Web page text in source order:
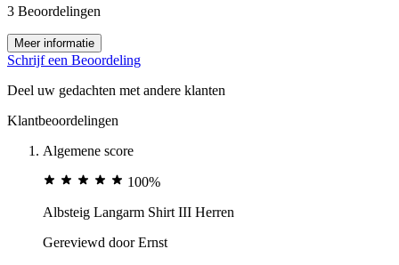
3 Beoordelingen
Meer informatie
Schrijf een Beoordeling
Deel uw gedachten met andere klanten
Klantbeoordelingen
Algemene score
100%
Albsteig Langarm Shirt III Herren
Gereviewd doorErnst